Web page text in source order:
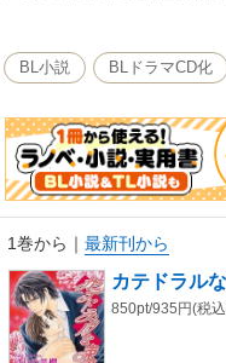
き込まれた一人の記憶喪失の
イラスト せら
BL小説 BLドラマCD化
1巻から ｜ 最新刊から
カテドラル
850pt/935円(税